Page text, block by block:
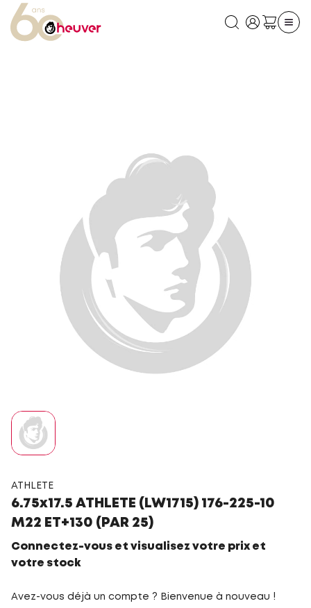
ATHLETE
6.75x17.5 ATHLETE (LW1715) 176-225-10
M22 ET+130 (PAR 25)
Connectez-vous et visualisez votre prix et
votre stock
Avez-vous déjà un compte ? Bienvenue à nouveau !